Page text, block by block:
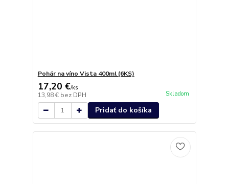
Pohár na víno Vista 400ml (6KS)
17,20 €/ks
13,98 € bez DPH Skladom
Pridať do košíka